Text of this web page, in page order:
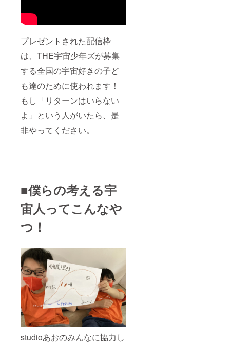
プレゼントされた配信枠
は、THE宇宙少年ズが募集
する全国の宇宙好きの子ど
も達のために使われます！
もし「リターンはいらない
よ」という人がいたら、是
非やってください。
■僕らの考える宇
宙人ってこんなや
つ！
studioあおのみんなに協力し